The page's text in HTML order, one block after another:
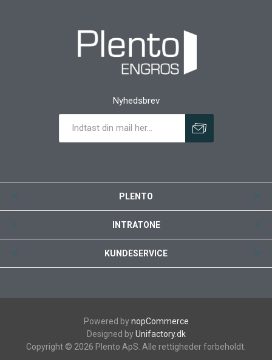
Nyhedsbrev
PLENTO
INTRATONE
KUNDESERVICE
Powered bynopCommerce
Designed byUnifactory.dk
Copyright © 2026 Plento ApS. Alle rettigheder forbeholdt.